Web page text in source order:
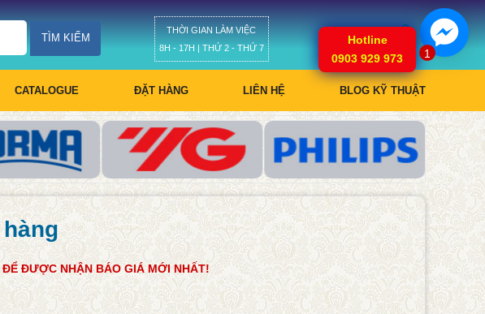
TÌM KIẾM
THỜI GIAN LÀM VIỆC
8H - 17H | THỨ 2 - THỨ 7
Giỏ hàng
CATALOGUE ĐẶT HÀNG LIÊN HỆ BLOG KỸ THUẬT
ĐỂ ĐƯỢC NHẬN BÁO GIÁ MỚI NHẤT!
1
Hotline
0903 929 973